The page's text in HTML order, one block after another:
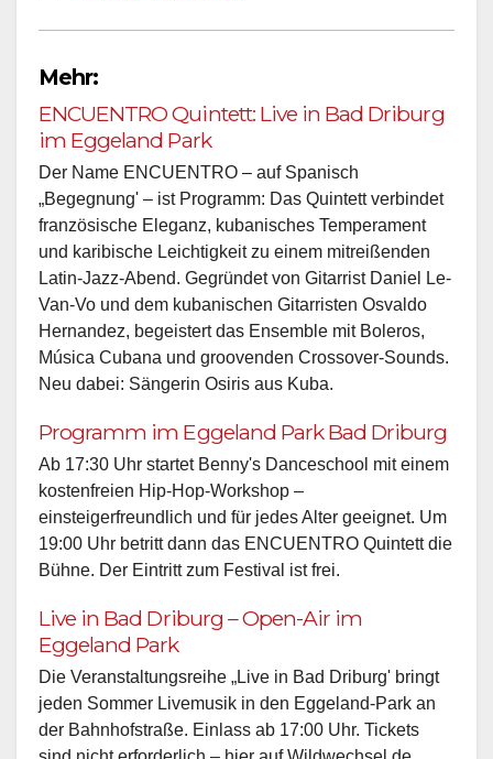
Mehr:
ENCUENTRO Quintett: Live in Bad Driburg
im Eggeland Park
Der Name ENCUENTRO – auf Spanisch
„Begegnung' – ist Programm: Das Quintett verbindet
französische Eleganz, kubanisches Temperament
und karibische Leichtigkeit zu einem mitreißenden
Latin-Jazz-Abend. Gegründet von Gitarrist Daniel Le-
Van-Vo und dem kubanischen Gitarristen Osvaldo
Hernandez, begeistert das Ensemble mit Boleros,
Música Cubana und groovenden Crossover-Sounds.
Neu dabei: Sängerin Osiris aus Kuba.
Programm im Eggeland Park Bad Driburg
Ab 17:30 Uhr startet Benny's Danceschool mit einem
kostenfreien Hip-Hop-Workshop –
einsteigerfreundlich und für jedes Alter geeignet. Um
19:00 Uhr betritt dann das ENCUENTRO Quintett die
Bühne. Der Eintritt zum Festival ist frei.
Live in Bad Driburg – Open-Air im
Eggeland Park
Die Veranstaltungsreihe „Live in Bad Driburg' bringt
jeden Sommer Livemusik in den Eggeland-Park an
der Bahnhofstraße. Einlass ab 17:00 Uhr. Tickets